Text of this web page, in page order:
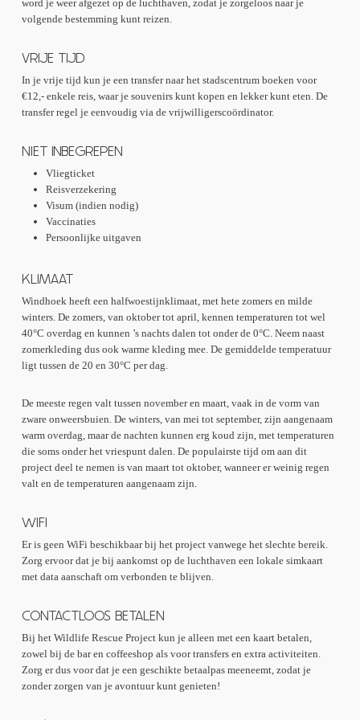
word je weer afgezet op de luchthaven, zodat je zorgeloos naar je
volgende bestemming kunt reizen.
VRIJE TIJD
In je vrije tijd kun je een transfer naar het stadscentrum boeken voor
€12,- enkele reis, waar je souvenirs kunt kopen en lekker kunt eten. De
transfer regel je eenvoudig via de vrijwilligerscoördinator.
NIET INBEGREPEN
Vliegticket
Reisverzekering
Visum (indien nodig)
Vaccinaties
Persoonlijke uitgaven
KLIMAAT
Windhoek heeft een halfwoestijnklimaat, met hete zomers en milde
winters. De zomers, van oktober tot april, kennen temperaturen tot wel
40°C overdag en kunnen ’s nachts dalen tot onder de 0°C. Neem naast
zomerkleding dus ook warme kleding mee. De gemiddelde temperatuur
ligt tussen de 20 en 30°C per dag.
De meeste regen valt tussen november en maart, vaak in de vorm van
zware onweersbuien. De winters, van mei tot september, zijn aangenaam
warm overdag, maar de nachten kunnen erg koud zijn, met temperaturen
die soms onder het vriespunt dalen. De populairste tijd om aan dit
project deel te nemen is van maart tot oktober, wanneer er weinig regen
valt en de temperaturen aangenaam zijn.
WIFI
Er is geen WiFi beschikbaar bij het project vanwege het slechte bereik.
Zorg ervoor dat je bij aankomst op de luchthaven een lokale simkaart
met data aanschaft om verbonden te blijven.
CONTACTLOOS BETALEN
Bij het Wildlife Rescue Project kun je alleen met een kaart betalen,
zowel bij de bar en coffeeshop als voor transfers en extra activiteiten.
Zorg er dus voor dat je een geschikte betaalpas meeneemt, zodat je
zonder zorgen van je avontuur kunt genieten!